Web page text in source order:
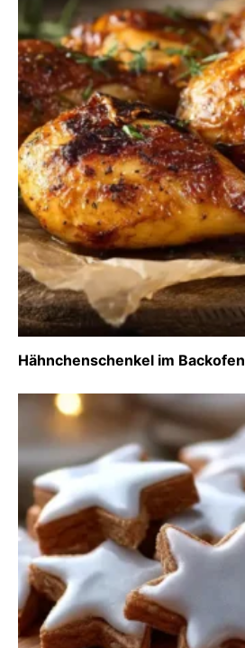
Hähnchenschenkel im Backofen